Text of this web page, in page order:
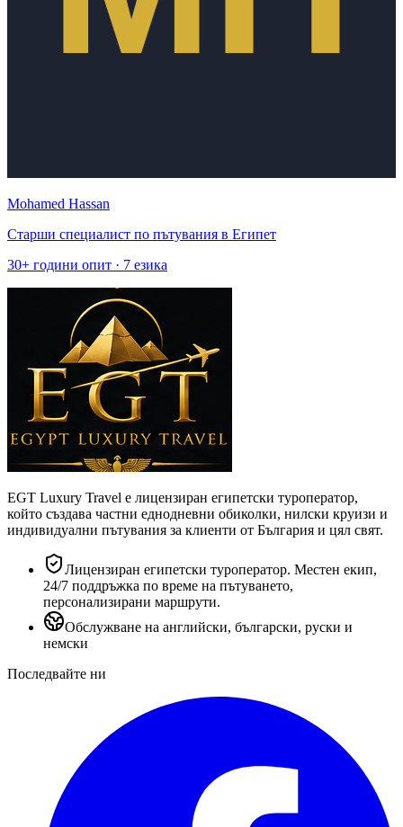
Mohamed Hassan
Старши специалист по пътувания в Египет
30+ години опит · 7 езика
EGT Luxury Travel е лицензиран египетски туроператор,
който създава частни еднодневни обиколки, нилски круизи и
индивидуални пътувания за клиенти от България и цял свят.
Лицензиран египетски туроператор. Местен екип,
24/7 поддръжка по време на пътуването,
персонализирани маршрути.
Обслужване на английски, български, руски и
немски
Последвайте ни